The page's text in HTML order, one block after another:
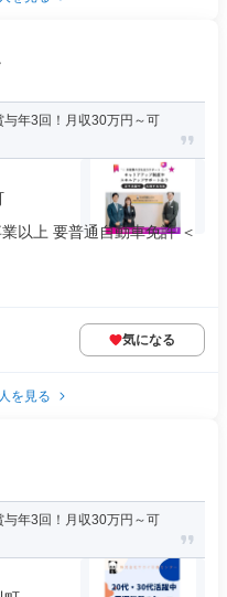
年3回！月収30万円～可
以上 要普通自動車免許 ＜
気になる
を見る
年3回！月収30万円～可